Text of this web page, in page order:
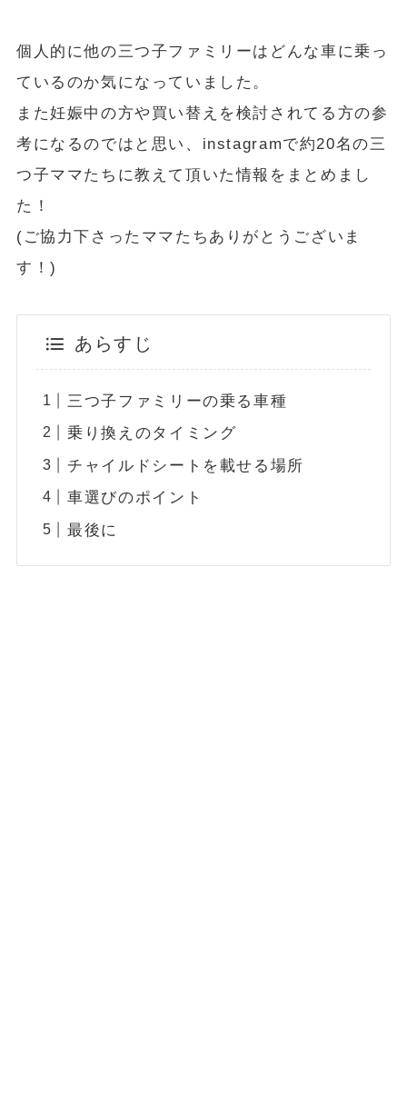
個人的に他の三つ子ファミリーはどんな車に乗っ
ているのか気になっていました。
また妊娠中の方や買い替えを検討されてる方の参
考になるのではと思い、instagramで約20名の三
つ子ママたちに教えて頂いた情報をまとめまし
た！
(ご協力下さったママたちありがとうございま
す！)
あらすじ
三つ子ファミリーの乗る車種
乗り換えのタイミング
チャイルドシートを載せる場所
車選びのポイント
最後に